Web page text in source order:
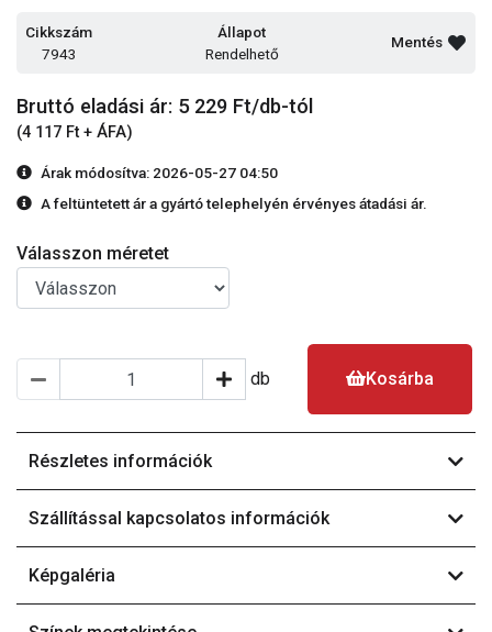
Cikkszám
7943
Állapot
Rendelhető
Mentés
Bruttó eladási ár: 5 229 Ft/db-tól
(4 117 Ft + ÁFA)
Árak módosítva: 2026-05-27 04:50
A feltüntetett ár a gyártó telephelyén érvényes átadási ár.
Válasszon méretet
db Kosárba
Részletes információk
Szállítással kapcsolatos információk
Képgaléria